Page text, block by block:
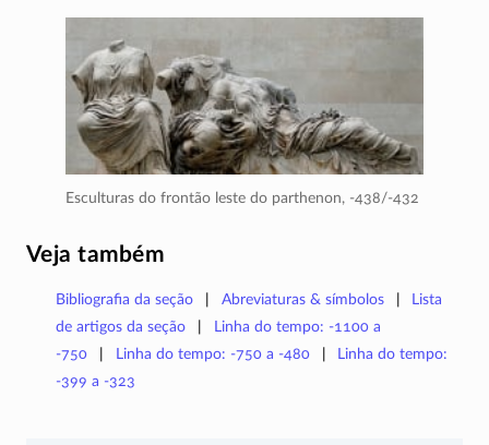
Esculturas do frontão leste do parthenon, -438/-432
Veja também
Bibliografia da seção Abreviaturas & símbolos
Lista
de artigos da seção
Linha do tempo: -1100 a
-750
Linha do tempo: -750 a -480
Linha do tempo:
-399 a -323